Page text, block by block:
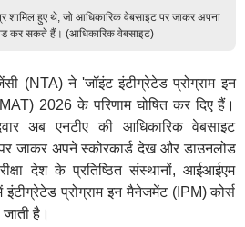
शामिल हुए थे, जो आधिकारिक वेबसाइट पर जाकर अपना
कर सकते हैं। (आधिकारिक वेबसाइट)
(NTA) ने 'जॉइंट इंटीग्रेटेड प्रोग्राम इन
2026 के परिणाम घोषित कर दिए हैं।
अब एनटीए की आधिकारिक वेबसाइट
जाकर अपने स्कोरकार्ड देख और डाउनलोड
देश के प्रतिष्ठित संस्थानों, आईआईएम
प्रोग्राम इन मैनेजमेंट (IPM) कोर्स
है।